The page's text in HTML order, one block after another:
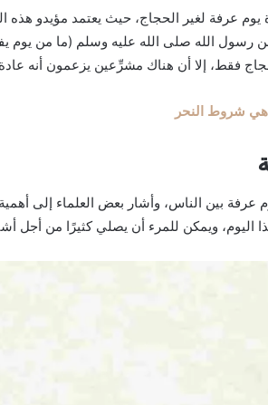
يوم عرفة لغير الحجاج، حيث يعتمد مؤيدو هذه
الله صلى الله عليه وسلم (ما من يوم
فقط، إلا أن هناك مشرِّعين يزعمون أنه
هي شروط النحر
عرفة بين الناس، وأشار بعض العلماء إلى
ويمكن للمرء أن يصلي كثيرًا من أجل